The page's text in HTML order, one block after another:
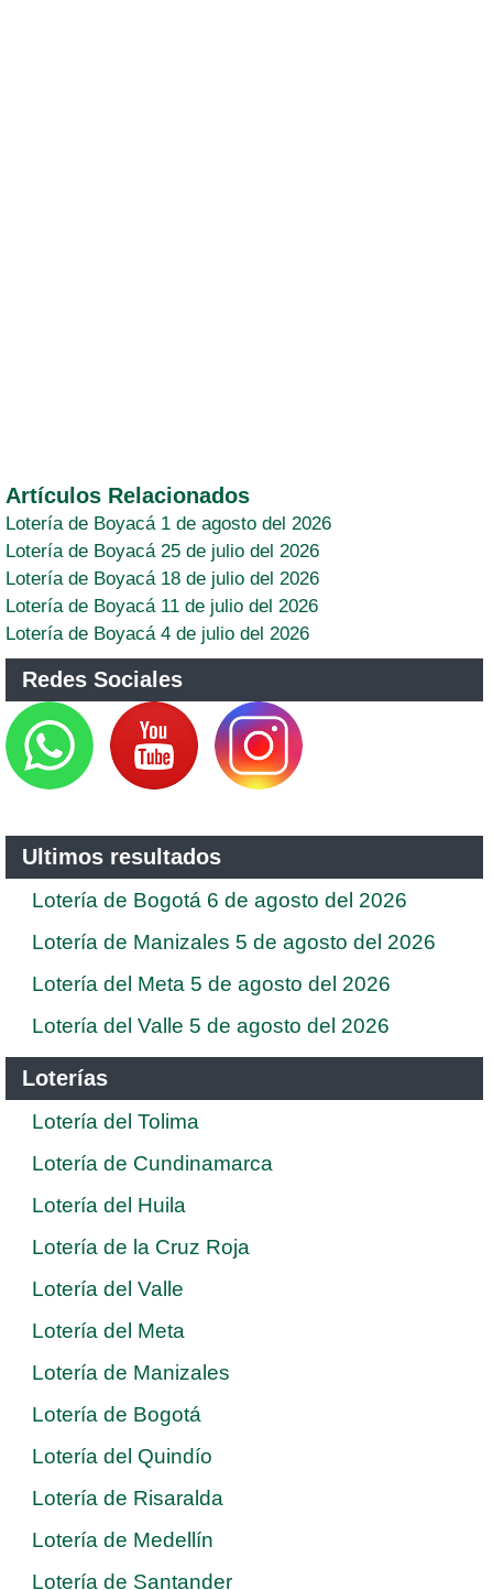
Artículos Relacionados
Lotería de Boyacá 1 de agosto del 2026
Lotería de Boyacá 25 de julio del 2026
Lotería de Boyacá 18 de julio del 2026
Lotería de Boyacá 11 de julio del 2026
Lotería de Boyacá 4 de julio del 2026
Redes Sociales
Ultimos resultados
Lotería de Bogotá 6 de agosto del 2026
Lotería de Manizales 5 de agosto del 2026
Lotería del Meta 5 de agosto del 2026
Lotería del Valle 5 de agosto del 2026
Loterías
Lotería del Tolima
Lotería de Cundinamarca
Lotería del Huila
Lotería de la Cruz Roja
Lotería del Valle
Lotería del Meta
Lotería de Manizales
Lotería de Bogotá
Lotería del Quindío
Lotería de Risaralda
Lotería de Medellín
Lotería de Santander